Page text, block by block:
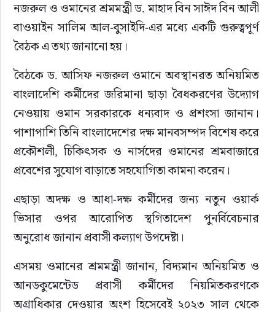
নজরুল ও ওমানের শ্রমমন্ত্রী ড. মাহাদ বিন সাঈদ বিন আলী
বাওয়াইন সালিম আল-বুসাইদি-এর মধ্যে একটি গুরুত্বপূর্ণ
বৈঠক এ তথ্য জানানো হয়।
বৈঠকে ড. আসিফ নজরুল ওমানে অবস্থানরত অনিয়মিত
বাংলাদেশি কর্মীদের জরিমানা ছাড়া বৈধকরণের উদ্যোগ
নেওয়ায় ওমান সরকারকে ধন্যবাদ ও প্রশংসা জানান।
পাশাপাশি তিনি বাংলাদেশের দক্ষ মানবসম্পদ বিশেষ করে
প্রকৌশলী, চিকিৎসক ও নার্সদের ওমানের শ্রমবাজারে
প্রবেশের সুযোগ বাড়াতে সহযোগিতা কামনা করেন।
এছাড়া অদক্ষ ও আধা-দক্ষ কর্মীদের জন্য নতুন ওয়ার্ক
ভিসার ওপর আরোপিত স্থগিতাদেশ পুনর্বিবেচনার
অনুরোধ জানান প্রবাসী কল্যাণ উপদেষ্টা।
এসময় ওমানের শ্রমমন্ত্রী জানান, বিদ্যমান অনিয়মিত ও
আনডকুমেন্টেড প্রবাসী কর্মীদের নিয়মিতকরণকে
অগ্রাধিকার দেওয়ার অংশ হিসেবেই ২০২৩ সাল থেকে